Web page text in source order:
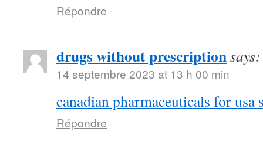
Répondre
drugs without prescriptionsays:
14 septembre 2023 at 13 h 00 min
canadian pharmaceuticals for usa
Répondre